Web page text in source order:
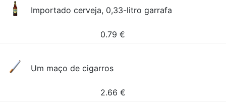
Importado cerveja, 0,33-litro garrafa
0.79 €
Um maço de cigarros
2.66 €